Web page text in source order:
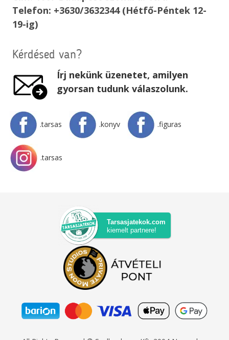
Telefon: +3630/3632344 (Hétfő-Péntek 12-
19-ig)
Kérdésed van?
Írj nekünk üzenetet, amilyen
gyorsan tudunk válaszolunk.
.tarsas .konyv .figuras
.tarsas
Tarsasjatekok.com
kiemelt partnere!